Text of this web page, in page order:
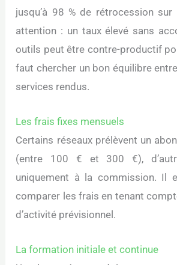
jusqu’à 98 % de rétrocession
attention : un taux élevé sans
outils peut être contre-productif
faut chercher un bon équilibre
services rendus.
Les frais fixes mensuels
Certains réseaux prélèvent un
(entre 100 € et 300 €),
uniquement à la commission. Il
comparer les frais en tenant
d’activité prévisionnel.
La formation initiale et continue